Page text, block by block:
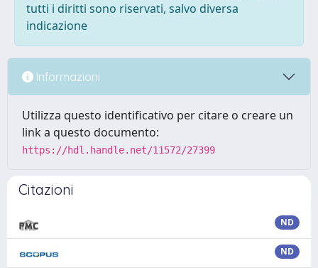
tutti i diritti sono riservati, salvo diversa
indicazione
Informazioni
Utilizza questo identificativo per citare o creare un
link a questo documento:
https://hdl.handle.net/11572/27399
Citazioni
ND
ND